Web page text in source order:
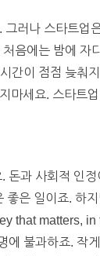
러나 스타트업
음에는 밤에 자
간이 점점 늦춰
마세요. 스타트
돈과 사회적 인
좋은 일이죠. 하
that matters, in
에 불과하죠. 작